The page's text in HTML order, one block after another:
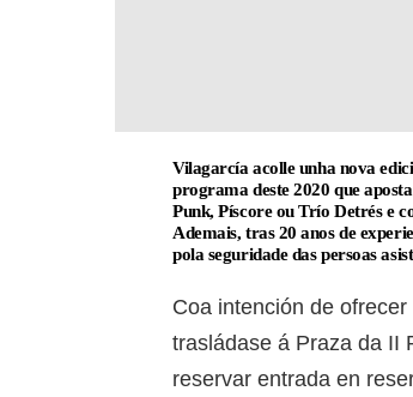
Vilagarcía acolle unha nova
programa deste 2020 que
Punk, Píscore ou Trío Detrés e
Ademais, tras 20 anos de
pola seguridade das persoas
Coa intención de
trasládase á Praza da II
reservar entrada en